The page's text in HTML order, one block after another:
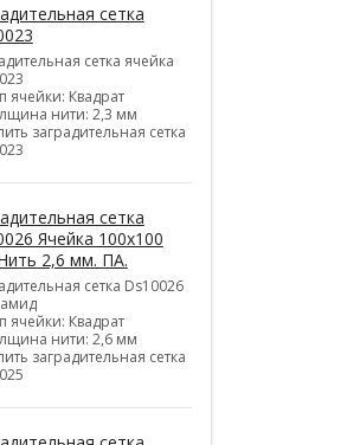
сетка
сетка ячейка
ячейки: Квадрат
нити: 2,3 мм
заградительная сетка
сетка
Ячейка 100х100
2,6 мм. ПА.
сетка Ds10026
ячейки: Квадрат
нити: 2,6 мм
заградительная сетка